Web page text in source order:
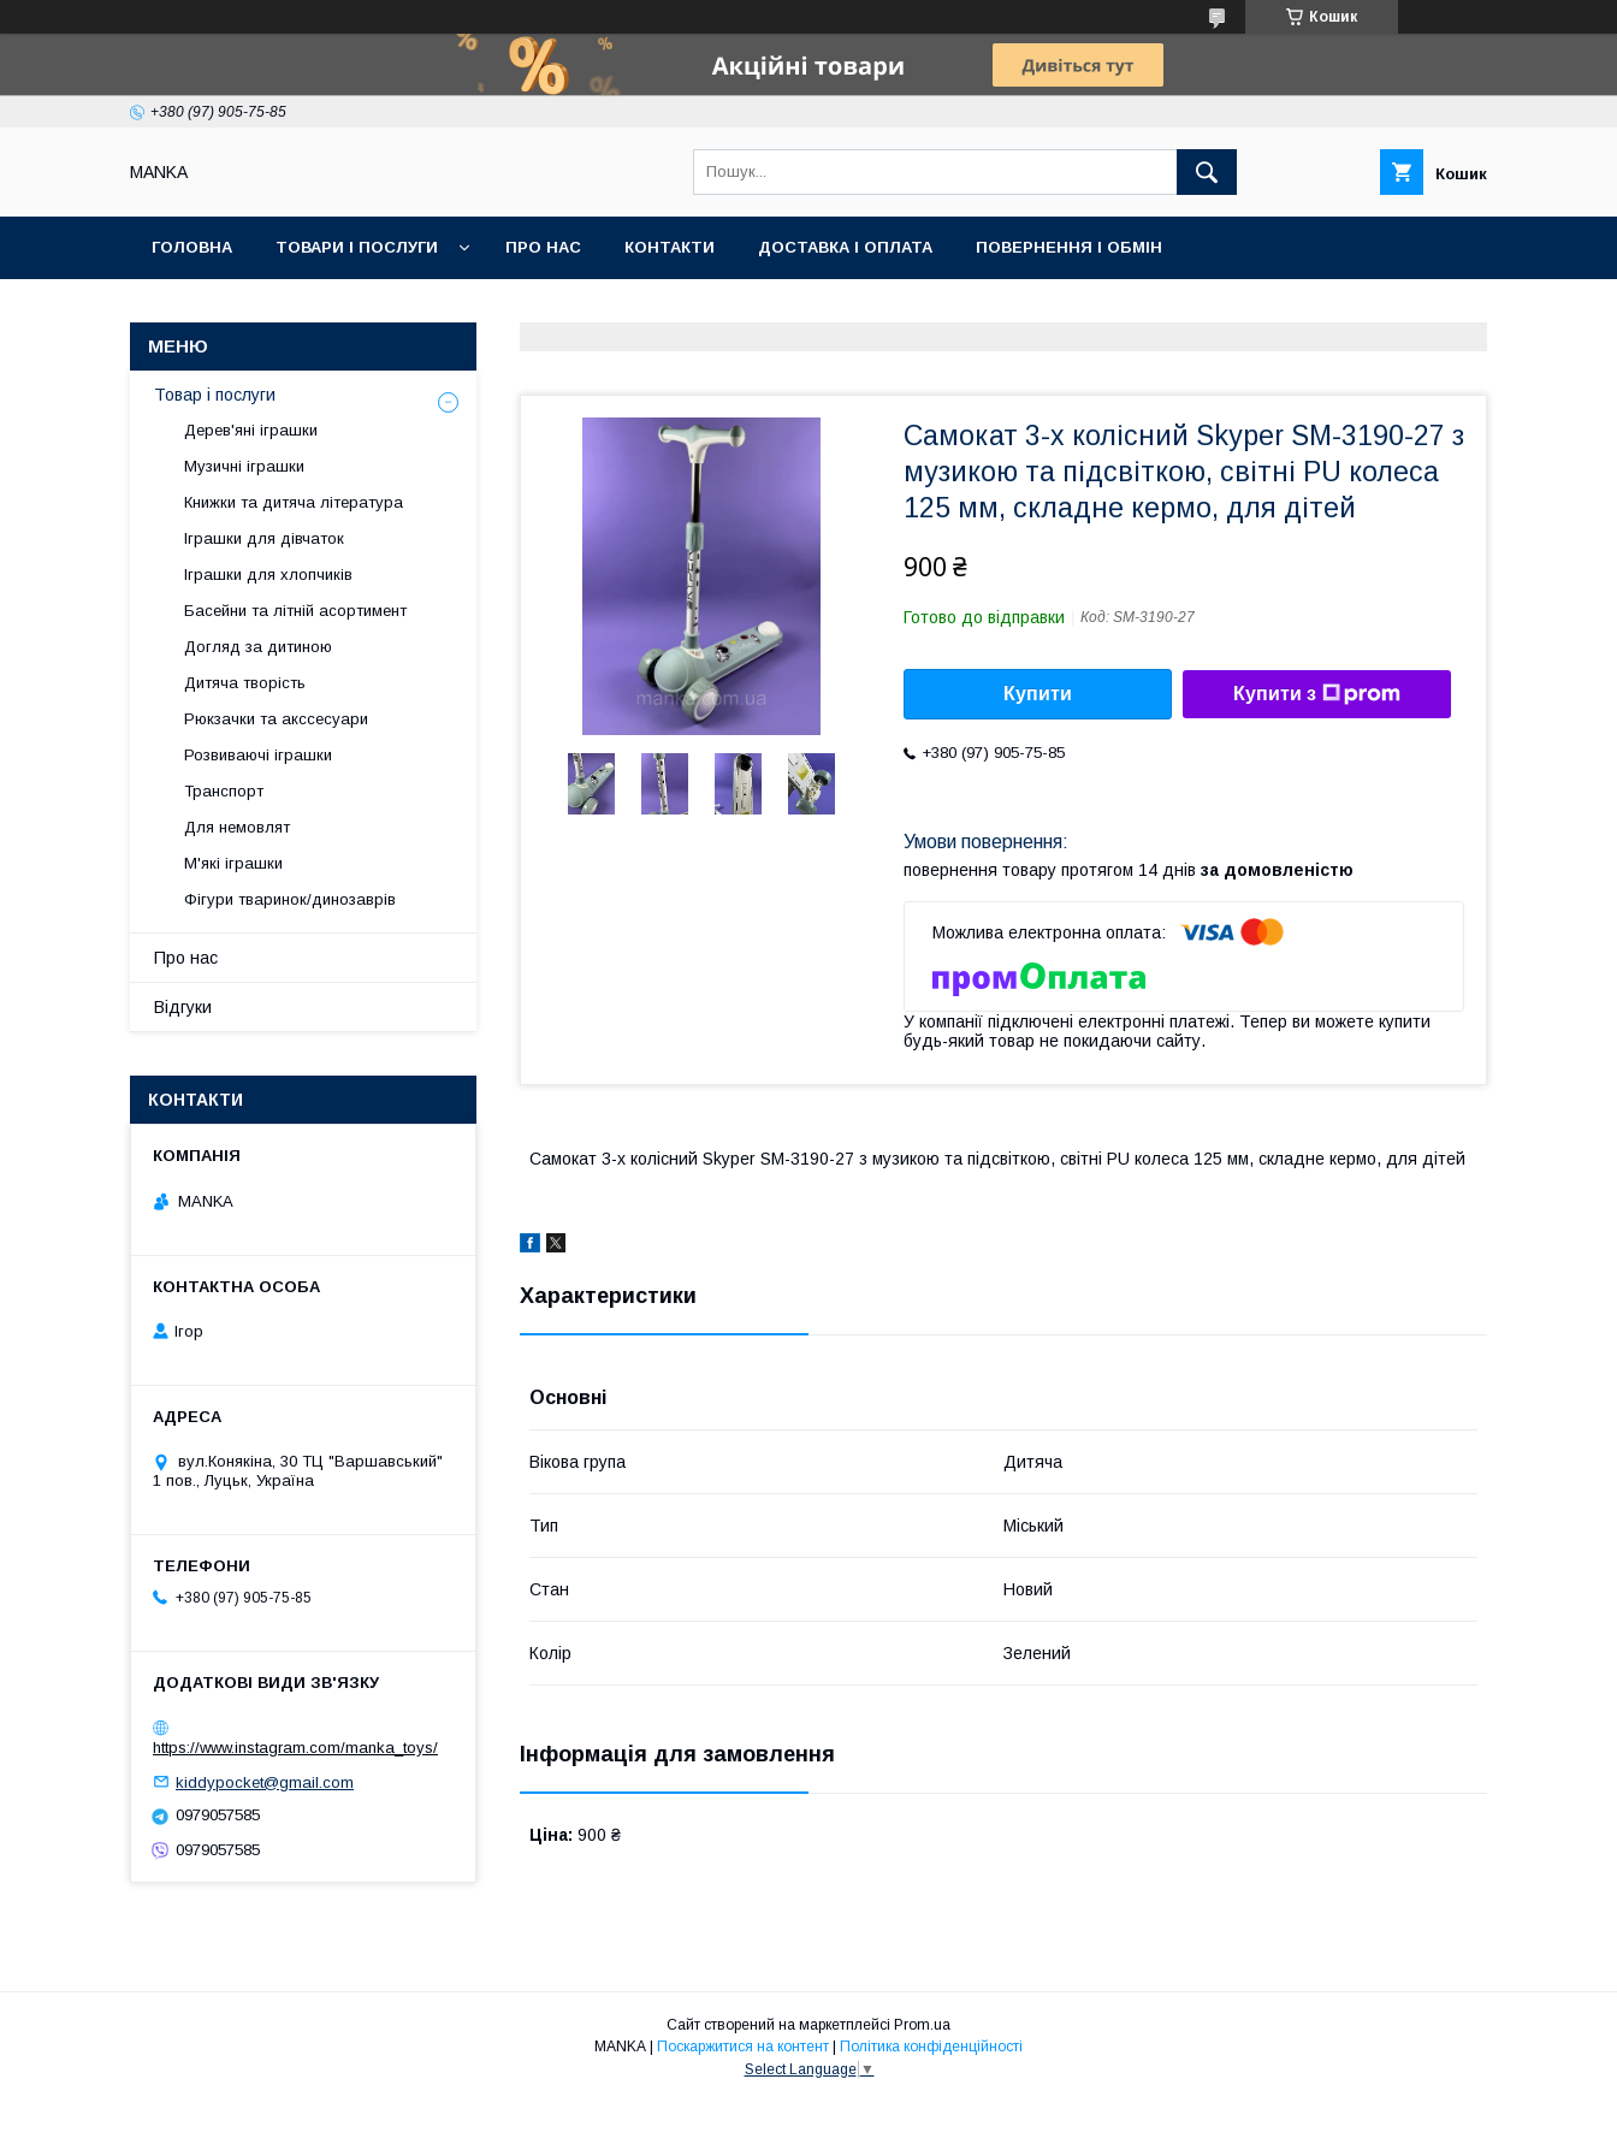
Кошик
+380 (97) 905-75-85
МАNKА Кошик
ГОЛОВНА ТОВАРИ І ПОСЛУГИ ПРО НАС КОНТАКТИ ДОСТАВКА І ОПЛАТА ПОВЕРНЕННЯ І ОБМІН
Самокат 3-х колісний Skyper SM-3190-27 з
музикою та підсвіткою, світні PU колеса
125 мм, складне кермо, для дітей
900 ₴
Готово до відправки Код: SM-3190-27
Купити Купити з
+380 (97) 905-75-85
повернення товару протягом 14 днів за домовленістю
У компанії підключені електронні платежі. Тепер ви можете купити
будь-який товар не покидаючи сайту.
Самокат 3-х колісний Skyper SM-3190-27 з музикою та підсвіткою, світні PU колеса 125 мм, складне кермо, для дітей
Характеристики
Основні
Вікова група Дитяча
Тип Міський
Стан Новий
Колір Зелений
Інформація для замовлення
Ціна: 900 ₴
Товар і послуги
Дерев'яні іграшки
Музичні іграшки
Книжки та дитяча література
Іграшки для дівчаток
Іграшки для хлопчиків
Басейни та літній асортимент
Догляд за дитиною
Дитяча творість
Рюкзачки та акссесуари
Розвиваючі іграшки
Транспорт
Для немовлят
М'які іграшки
Фігури тваринок/динозаврів
Про нас
Відгуки
КОНТАКТИ
MANKA
Ігор
вул.Конякіна, 30 ТЦ "Варшавський"
1 пов., Луцьк, Україна
+380 (97) 905-75-85
https://www.instagram.com/manka_toys/
kiddypocket@gmail.com
0979057585
0979057585
Сайт створений на маркетплейсі Prom.ua
Поскаржитися на контент
Політика конфіденційності
Select Language ▼